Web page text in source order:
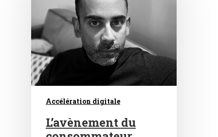
Accélération digitale
L’avènement du